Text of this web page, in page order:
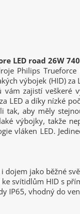
LED road 26W
Philips
výbojek (HID) za
vám zajistí veškeré
LED a díky nízké
tak, aby měly
výbojky, takže
vláken LED.
dojem jako běžné
ke svítidlům HID s
IP65, vhodný do